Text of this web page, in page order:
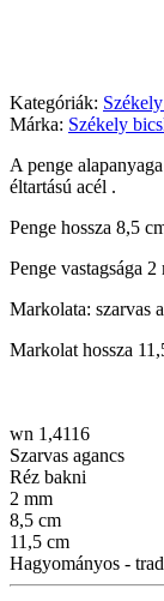
Kategóriák:
Márka: Székely
A penge
éltartású acél .
Penge hossza 8,5
Penge vastagsága 2
Markolata: szarvas
Markolat hossza
wn 1,4116
Szarvas agancs
Réz bakni
2 mm
8,5 cm
11,5 cm
Hagyományos -